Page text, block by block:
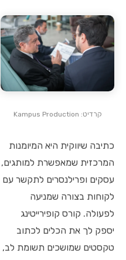
קרדיט: Kampus Production
כתיבה שיווקית היא המיומנות
המרכזית שמאפשרת למותגים,
עסקים ופרילנסרים לתקשר עם
לקוחות בצורה שמניעה
לפעולה. קורס קופירייטינג
יספק לך את הכלים לכתוב
טקסטים שמושכים תשומת לב,